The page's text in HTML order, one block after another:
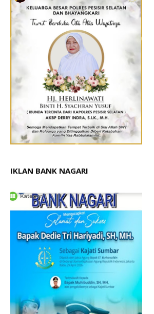
IKLAN BANK NAGARI